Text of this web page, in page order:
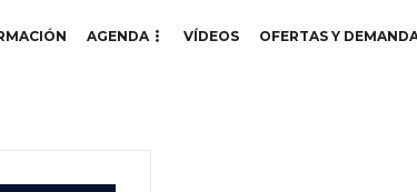
AGENDA VÍDEOS OFERTAS Y